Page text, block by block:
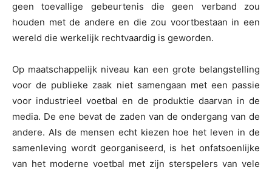
geen toevallige gebeurtenis die geen verband zou
houden met de andere en die zou voortbestaan in een
wereld die werkelijk rechtvaardig is geworden.
Op maatschappelijk niveau kan een grote belangstelling
voor de publieke zaak niet samengaan met een passie
voor industrieel voetbal en de produktie daarvan in de
media. De ene bevat de zaden van de ondergang van de
andere. Als de mensen echt kiezen hoe het leven in de
samenleving wordt georganiseerd, is het onfatsoenlijke
van het moderne voetbal met zijn sterspelers van vele